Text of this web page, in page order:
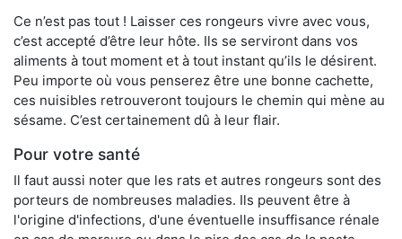
Ce n’est pas tout ! Laisser ces rongeurs vivre avec vous,
c’est accepté d’être leur hôte. Ils se serviront dans vos
aliments à tout moment et à tout instant qu’ils le désirent.
Peu importe où vous penserez être une bonne cachette,
ces nuisibles retrouveront toujours le chemin qui mène au
sésame. C’est certainement dû à leur flair.
Pour votre santé
Il faut aussi noter que les rats et autres rongeurs sont des
porteurs de nombreuses maladies. Ils peuvent être à
l'origine d'infections, d'une éventuelle insuffisance rénale